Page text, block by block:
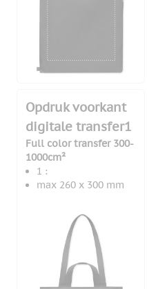
Opdruk voorkant
digitale transfer1
Full color transfer 300-
1000cm²
1 :
max 260 x 300 mm